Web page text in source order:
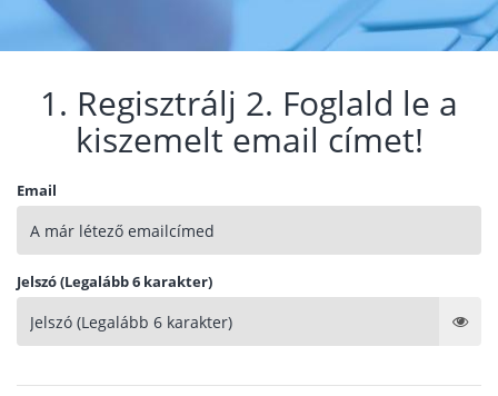
1. Regisztrálj 2. Foglald le a
kiszemelt email címet!
Email
Jelszó (Legalább 6 karakter)